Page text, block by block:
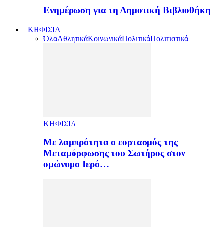
Ενημέρωση για τη Δημοτική Βιβλιοθήκη
ΚΗΦΙΣΙΑ
ΌλαΑθλητικάΚοινωνικάΠολιτικάΠολιτιστικά
ΚΗΦΙΣΙΑ
Με λαμπρότητα ο εορτασμός της
Μεταμόρφωσης του Σωτήρος στον
ομώνυμο Ιερό…